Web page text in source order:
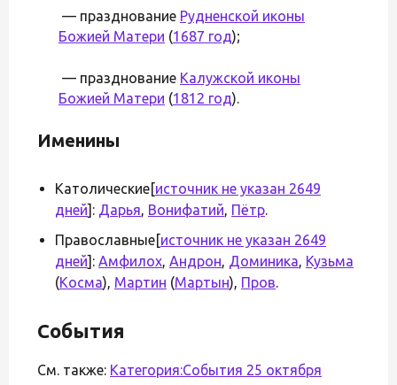
— празднование Рудненской иконы
Божией Матери (1687 год);
— празднование Калужской иконы
Божией Матери (1812 год).
Именины
Католические[источник не указан 2649
дней]: Дарья, Вонифатий, Пётр.
Православные[источник не указан 2649
дней]: Амфилох, Андрон, Доминика, Кузьма
(Косма), Мартин (Мартын), Пров.
События
См. также: Категория:События 25 октября